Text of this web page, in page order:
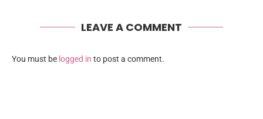
LEAVE A COMMENT
You must be logged in to post a comment.